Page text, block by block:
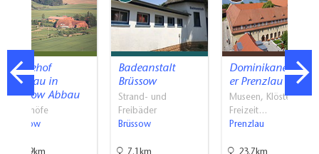
Pferdehof
Ruhnau in
Potzlow Abbau
Reiterhöfe
Potzlow
Badeanstalt
Brüssow
Strand- und
Freibäder
Brüssow
Dominikanerklost
er Prenzlau -…
Museen, Klöster,
Freizeit…
Prenzlau